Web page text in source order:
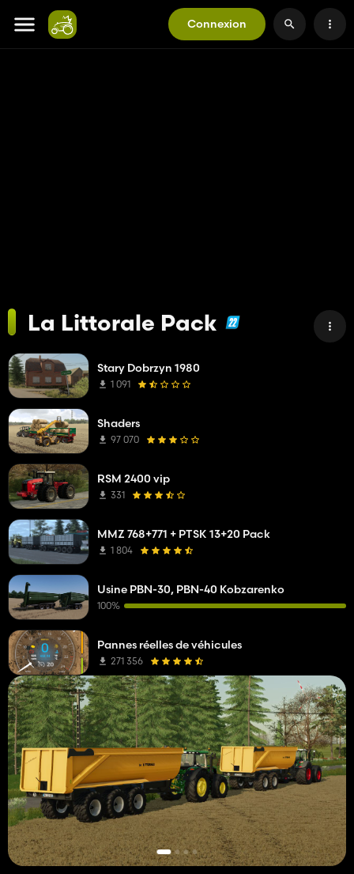
Connexion
La Littorale Pack
Stary Dobrzyn 1980
1 091
Shaders
97 070
RSM 2400 vip
331
MMZ 768+771 + PTSK 13+20 Pack
1 804
Usine PBN-30, PBN-40 Kobzarenko
100%
Pannes réelles de véhicules
271 356